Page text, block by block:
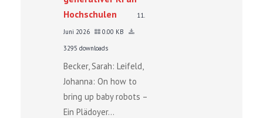
Hochschulen
11.
Juni 2026
0.00 KB
3295 downloads
Becker, Sarah: Leifeld,
Johanna: On how to
bring up baby robots –
Ein Plädoyer...